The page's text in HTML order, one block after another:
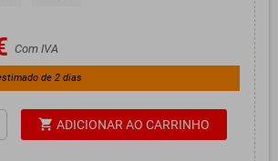
Com IVA
de 2 dias
shopping_cart ADICIONAR AO CARRINHO